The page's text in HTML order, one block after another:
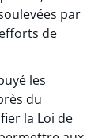
par
de
les
du
la Loi de